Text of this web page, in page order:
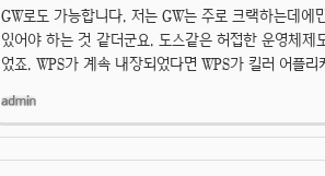
GW로도 가능합니다. 저는 GW는 주로 크랙하는데에
있어야 하는 것 같더군요. 도스같은 허접한 운영체
었죠. WPS가 계속 내장되었다면 WPS가 킬러 어플